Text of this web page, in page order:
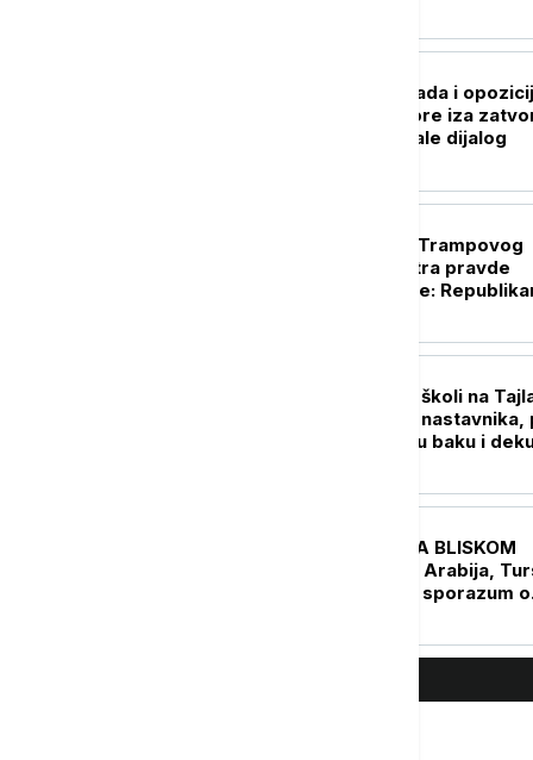
Venecuelanska vlada i
započele razgovore iza
vrata, SAD podržale dijalog
Potvrda u Senatu Trampovog
kandidat za ministra pravde
dovedena u pitanje:
Detalji pucnjave u školi na
Napadač ubio pet nastavnika,
toga usmrtio svoju baku i
ISTOKU Saudijska Arabija,
Pakistan potpisali sporazum o